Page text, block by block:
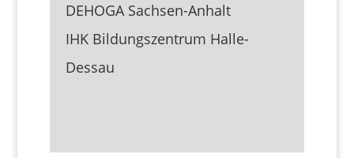
DEHOGA Sachsen-Anhalt
IHK Bildungszentrum Halle-
Dessau